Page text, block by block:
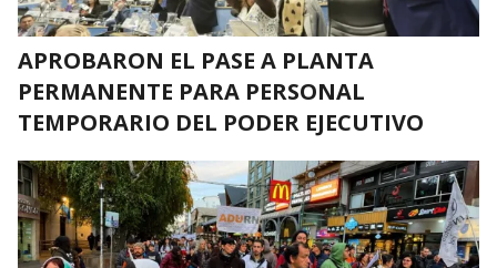
APROBARON EL PASE A PLANTA
PERMANENTE PARA PERSONAL
TEMPORARIO DEL PODER EJECUTIVO